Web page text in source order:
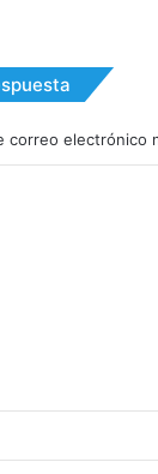
correo electrónico